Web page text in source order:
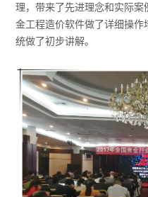
理，带来了先进理念和实际
金工程造价软件做了详细操
统做了初步讲解。